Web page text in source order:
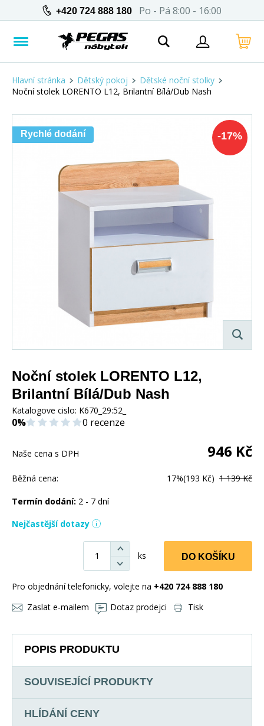
+420 724 888 180 Po - Pá 8:00 - 16:00
Hlavní stránka Dětský pokoj
Dětské noční stolky
Noční stolek LORENTO L12, Brilantní Bílá/Dub Nash
-17%
Rychlé dodání
Noční stolek LORENTO L12,
Brilantní Bílá/Dub Nash
Katalogove cislo: K670_29:52_
0% 0 recenze
Naše cena s DPH 946 Kč
Běžná cena: 17%(193 Kč) 1 139 Kč
Termín dodání: 2 - 7 dní
Nejčastější dotazy
ks DO KOŠÍKU
Pro objednání telefonicky, volejte na +420 724 888 180
Zaslat e-mailem
Dotaz prodejci Tisk
POPIS PRODUKTU
SOUVISEJÍCÍ PRODUKTY
HLÍDÁNÍ CENY